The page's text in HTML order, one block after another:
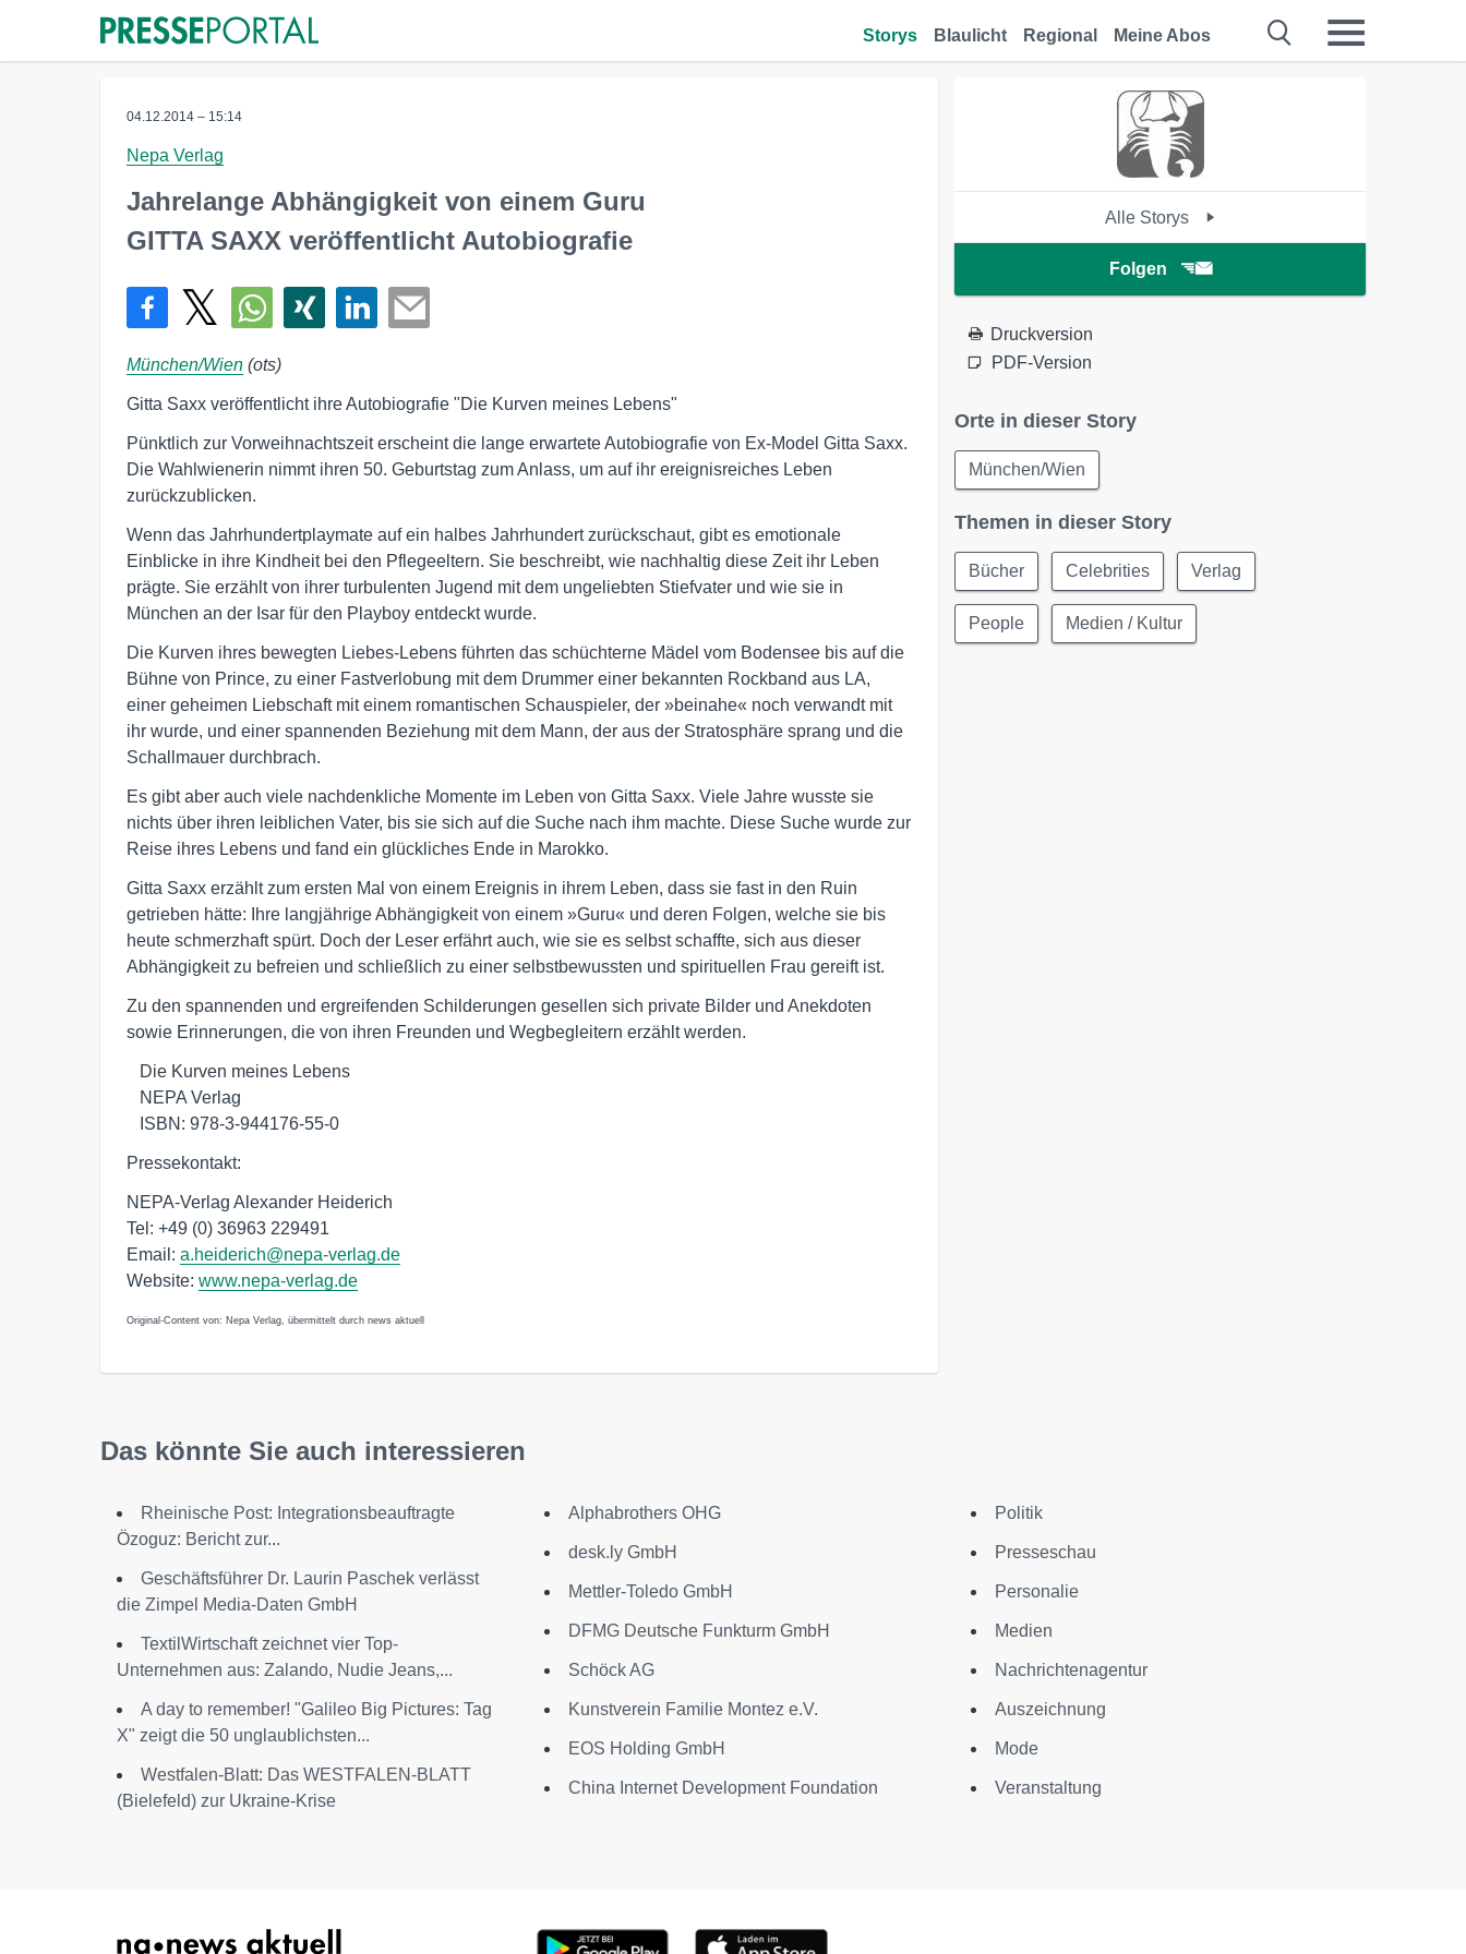
Storys Blaulicht Regional Meine Abos
04.12.2014 – 15:14
Nepa Verlag
Jahrelange Abhängigkeit von einem Guru
GITTA SAXX veröffentlicht Autobiografie
München/Wien (ots)
Gitta Saxx veröffentlicht ihre Autobiografie "Die Kurven meines Lebens"
Pünktlich zur Vorweihnachtszeit erscheint die lange erwartete Autobiografie von Ex-Model Gitta Saxx.
Die Wahlwienerin nimmt ihren 50. Geburtstag zum Anlass, um auf ihr ereignisreiches Leben
zurückzublicken.
Wenn das Jahrhundertplaymate auf ein halbes Jahrhundert zurückschaut, gibt es emotionale
Einblicke in ihre Kindheit bei den Pflegeeltern. Sie beschreibt, wie nachhaltig diese Zeit ihr Leben
prägte. Sie erzählt von ihrer turbulenten Jugend mit dem ungeliebten Stiefvater und wie sie in
München an der Isar für den Playboy entdeckt wurde.
Die Kurven ihres bewegten Liebes-Lebens führten das schüchterne Mädel vom Bodensee bis auf die
Bühne von Prince, zu einer Fastverlobung mit dem Drummer einer bekannten Rockband aus LA,
einer geheimen Liebschaft mit einem romantischen Schauspieler, der »beinahe« noch verwandt mit
ihr wurde, und einer spannenden Beziehung mit dem Mann, der aus der Stratosphäre sprang und die
Schallmauer durchbrach.
Es gibt aber auch viele nachdenkliche Momente im Leben von Gitta Saxx. Viele Jahre wusste sie
nichts über ihren leiblichen Vater, bis sie sich auf die Suche nach ihm machte. Diese Suche wurde zur
Reise ihres Lebens und fand ein glückliches Ende in Marokko.
Gitta Saxx erzählt zum ersten Mal von einem Ereignis in ihrem Leben, dass sie fast in den Ruin
getrieben hätte: Ihre langjährige Abhängigkeit von einem »Guru« und deren Folgen, welche sie bis
heute schmerzhaft spürt. Doch der Leser erfährt auch, wie sie es selbst schaffte, sich aus dieser
Abhängigkeit zu befreien und schließlich zu einer selbstbewussten und spirituellen Frau gereift ist.
Zu den spannenden und ergreifenden Schilderungen gesellen sich private Bilder und Anekdoten
sowie Erinnerungen, die von ihren Freunden und Wegbegleitern erzählt werden.
   ISBN: 978-3-944176-55-0
Pressekontakt:
NEPA-Verlag Alexander Heiderich
Tel: +49 (0) 36963 229491
Email: a.heiderich@nepa-verlag.de
Website: www.nepa-verlag.de
Original-Content von: Nepa Verlag, übermittelt durch news aktuell
Alle Storys
Folgen
Druckversion
PDF-Version
Orte in dieser Story
München/Wien
Themen in dieser Story
Bücher Celebrities Verlag
People Medien / Kultur
Das könnte Sie auch interessieren
Rheinische Post: Integrationsbeauftragte
Özoguz: Bericht zur...
Geschäftsführer Dr. Laurin Paschek verlässt
die Zimpel Media-Daten GmbH
TextilWirtschaft zeichnet vier Top-
Unternehmen aus: Zalando, Nudie Jeans,...
A day to remember! "Galileo Big Pictures: Tag
X" zeigt die 50 unglaublichsten...
Westfalen-Blatt: Das WESTFALEN-BLATT
(Bielefeld) zur Ukraine-Krise
Alphabrothers OHG
desk.ly GmbH
Mettler-Toledo GmbH
DFMG Deutsche Funkturm GmbH
Schöck AG
Kunstverein Familie Montez e.V.
EOS Holding GmbH
China Internet Development Foundation
Politik
Presseschau
Personalie
Medien
Nachrichtenagentur
Auszeichnung
Mode
Veranstaltung